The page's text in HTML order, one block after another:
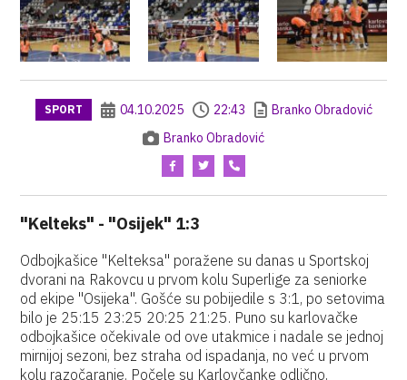
SPORT 04.10.2025 22:43
Branko Obradović
Branko Obradović
"Kelteks" - "Osijek" 1:3
Odbojkašice "Kelteksa" poražene su danas u Sportskoj
dvorani na Rakovcu u prvom kolu Superlige za seniorke
od ekipe "Osijeka". Gošće su pobijedile s 3:1, po setovima
bilo je 25:15 23:25 20:25 21:25. Puno su karlovačke
odbojkašice očekivale od ove utakmice i nadale se jednoj
mirnijoj sezoni, bez straha od ispadanja, no već u prvom
kolu razočaranje. Počele su Karlovčanke odlično,